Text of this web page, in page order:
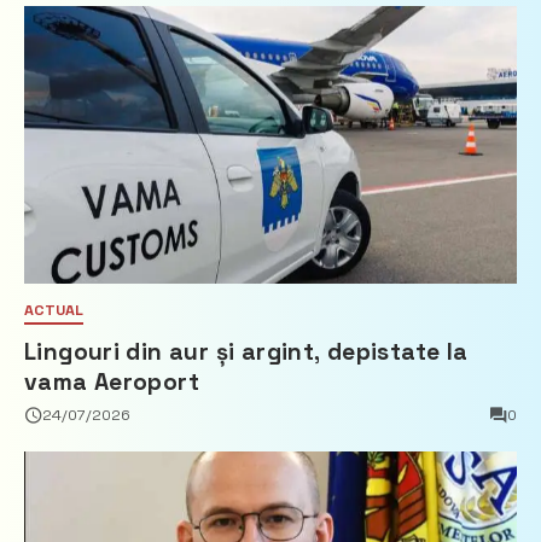
ACTUAL
Lingouri din aur și argint, depistate la
vama Aeroport
24/07/2026 0